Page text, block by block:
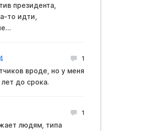
пpeзидента,
то идти,
1
вроде, но у меня
до срока.
1
людям, типа